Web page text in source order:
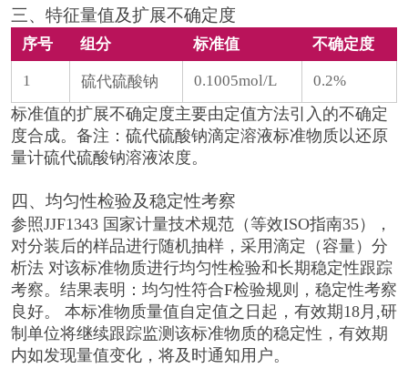
三、特征量值及扩展不确定度
序号 组分 标准值 不确定度
1 硫代硫酸钠 0.1005mol/L 0.2%
标准值的扩展不确定度主要由定值方法引入的不确定
度合成。备注：硫代硫酸钠滴定溶液标准物质以还原
量计硫代硫酸钠溶液浓度。
四、均匀性检验及稳定性考察
参照JJF1343 国家计量技术规范（等效ISO指南35），
对分装后的样品进行随机抽样，采用滴定（容量）分
析法 对该标准物质进行均匀性检验和长期稳定性跟踪
考察。结果表明：均匀性符合F检验规则，稳定性考察
良好。 本标准物质量值自定值之日起，有效期18月,研
制单位将继续跟踪监测该标准物质的稳定性，有效期
内如发现量值变化，将及时通知用户。